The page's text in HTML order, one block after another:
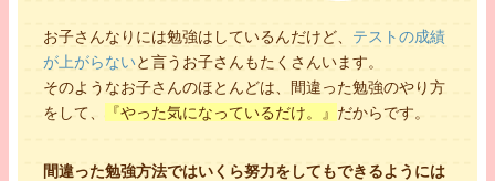
お子さんなりには勉強はしているんだけど、 テストの成績
が上がらないと言うお子さんもたくさんいます。
そのようなお子さんのほとんどは、間違った勉強のやり方
をして、
『やった気になっているだけ。』 だからです。
間違った勉強方法ではいくら努力をしてもできるようには